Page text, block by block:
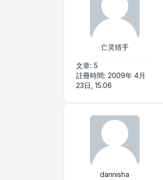
亡灵猎手
文章: 5
註冊時間: 2009年 4月
23日, 15:06
dannisha